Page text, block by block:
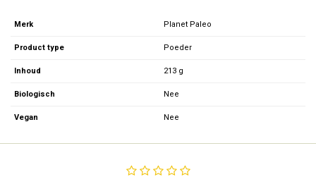
Merk Planet Paleo
Product type Poeder
Inhoud 213 g
Biologisch Nee
Vegan Nee